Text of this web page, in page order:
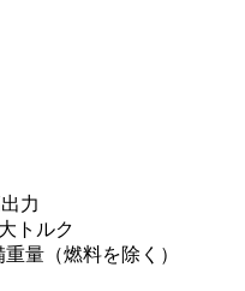
力
トルク
重量（燃料を除く）